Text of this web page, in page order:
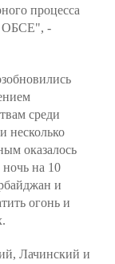
процесса
ОБСЕ", -
среди
несколько
оказалось
ночь на 10
и
огонь и
Лачинский и